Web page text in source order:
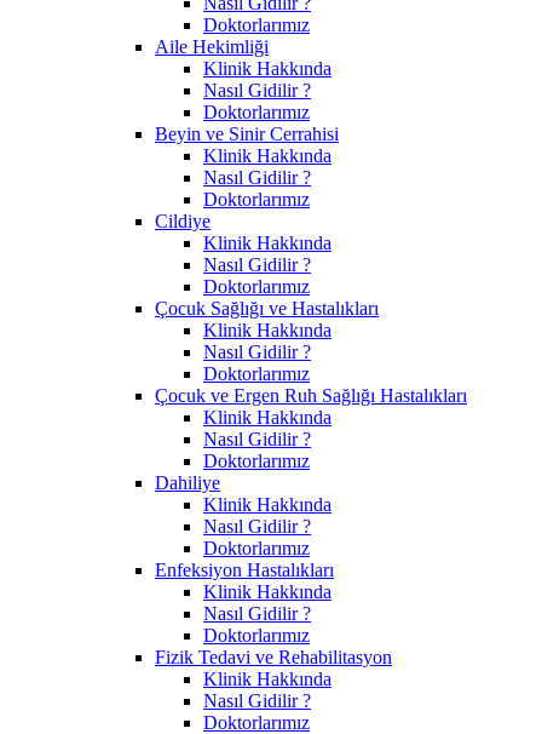
Doktorlarımız
Aile Hekimliği
Klinik Hakkında
Nasıl Gidilir ?
Doktorlarımız
Beyin ve Sinir Cerrahisi
Klinik Hakkında
Nasıl Gidilir ?
Doktorlarımız
Cildiye
Klinik Hakkında
Nasıl Gidilir ?
Doktorlarımız
Çocuk Sağlığı ve Hastalıkları
Klinik Hakkında
Nasıl Gidilir ?
Doktorlarımız
Çocuk ve Ergen Ruh Sağlığı Hastalıkları
Klinik Hakkında
Nasıl Gidilir ?
Doktorlarımız
Dahiliye
Klinik Hakkında
Nasıl Gidilir ?
Doktorlarımız
Enfeksiyon Hastalıkları
Klinik Hakkında
Nasıl Gidilir ?
Doktorlarımız
Fizik Tedavi ve Rehabilitasyon
Klinik Hakkında
Nasıl Gidilir ?
Doktorlarımız